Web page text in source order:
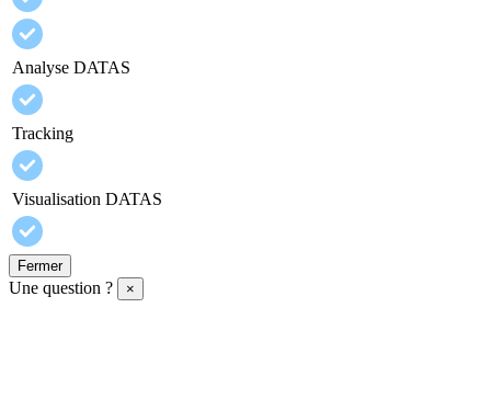
Analyse DATAS
Tracking
Visualisation DATAS
Fermer
Une question ? ×